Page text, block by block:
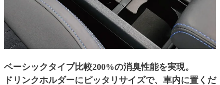
ベーシックタイプ比較200%の消臭性能を実現。
ドリンクホルダーにピッタリサイズで、車内に置くだ